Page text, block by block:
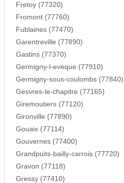
Fretoy (77320)
Fromont (77760)
Fublaines (77470)
Garentreville (77890)
Gastins (77370)
Germigny-l-eveque (77910)
Germigny-sous-coulombs (77840)
Gesvres-le-chapitre (77165)
Giremoutiers (77120)
Gironville (77890)
Gouaix (77114)
Gouvernes (77400)
Grandpuits-bailly-carrois (77720)
Gravon (77118)
Gressy (77410)